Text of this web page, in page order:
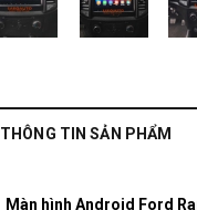
THÔNG TIN SẢN PHẨM
Màn hình Android Ford